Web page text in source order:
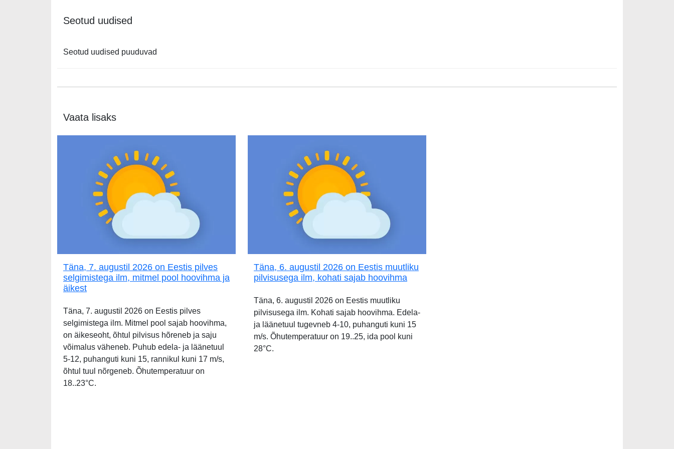
Seotud uudised
Seotud uudised puuduvad
Vaata lisaks
Täna, 7. augustil 2026 on Eestis pilves
selgimistega ilm, mitmel pool hoovihma ja
äikest
Täna, 7. augustil 2026 on Eestis pilves
selgimistega ilm. Mitmel pool sajab hoovihma,
on äikeseoht, õhtul pilvisus hõreneb ja saju
võimalus väheneb. Puhub edela- ja läänetuul
5-12, puhanguti kuni 15, rannikul kuni 17 m/s,
õhtul tuul nõrgeneb. Õhutemperatuur on
18..23°C.
Täna, 6. augustil 2026 on Eestis muutliku
pilvisusega ilm, kohati sajab hoovihma
Täna, 6. augustil 2026 on Eestis muutliku
pilvisusega ilm. Kohati sajab hoovihma. Edela-
ja läänetuul tugevneb 4-10, puhanguti kuni 15
m/s. Õhutemperatuur on 19..25, ida pool kuni
28°C.